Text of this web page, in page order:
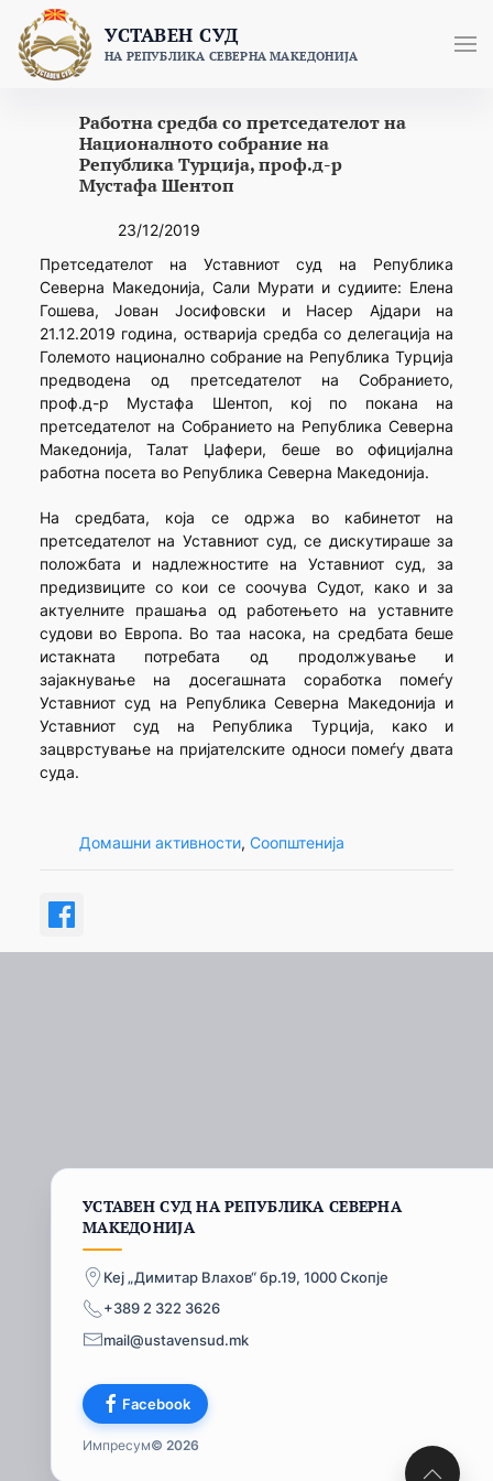
content
УСТАВЕН СУД
НА РЕПУБЛИКА СЕВЕРНА МАКЕДОНИЈА
Работна средба со претседателот на
Националното собрание на
Република Турција, проф.д-р
Мустафа Шентоп
23/12/2019
Претседателот на Уставниот суд на Република
Северна Македонија, Сали Мурати и судиите: Елена
Гошева, Јован Јосифовски и Насер Ајдари на
21.12.2019 година, остварија средба со делегација на
Големото национално собрание на Република Турција
предводена од претседателот на Собранието,
проф.д-р Мустафа Шентоп, кој по покана на
претседателот на Собранието на Република Северна
Македонија, Талат Џафери, беше во официјална
работна посета во Република Северна Македонија.
На средбата, која се одржа во кабинетот на
претседателот на Уставниот суд, се дискутираше за
положбата и надлежностите на Уставниот суд, за
предизвиците со кои се соочува Судот, како и за
актуелните прашања од работењето на уставните
судови во Европа. Во таа насока, на средбата беше
истакната потребата од продолжување и
зајакнување на досегашната соработка помеѓу
Уставниот суд на Република Северна Македонија и
Уставниот суд на Република Турција, како и
зацврстување на пријателските односи помеѓу двата
суда.
Домашни активности, Соопштенија
УСТАВЕН СУД НА РЕПУБЛИКА СЕВЕРНА
МАКЕДОНИЈА
Кеј „Димитар Влахов“ бр.19, 1000 Скопје
+389 2 322 3626
mail@ustavensud.mk
Facebook
Импресум© 2026